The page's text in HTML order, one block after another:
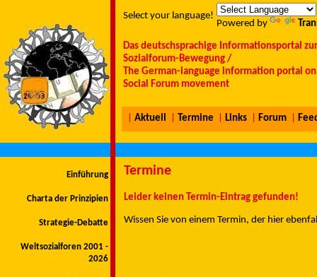
Select your language!
Powered by
Das deutschsprachige Informationsportal
Sozialforum-Bewegung /
The German-language information portal
Social Forum movement
Aktuell Termine Links Forum
Einführung
Charta der Prinzipien
Strategie-Debatte
Weltsozialforen 2001 -
2026
Termine
Leider keinen Termin-Eintrag gefunden!
Wissen Sie von einem Termin, der hier